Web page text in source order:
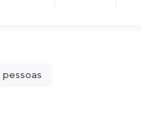
pessoas